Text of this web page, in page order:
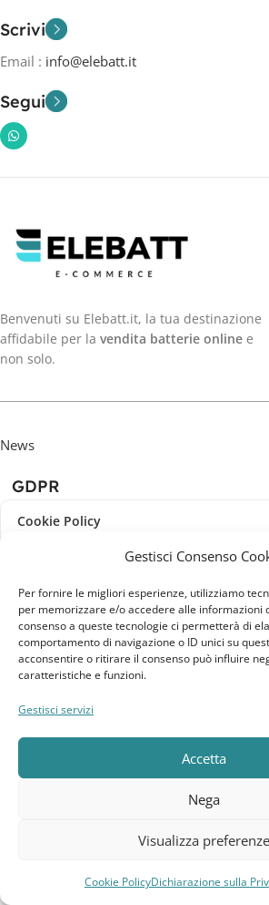
Gestisci Consenso
Per fornire le migliori esperienze, utilizziamo
per memorizzare e/o accedere alle informazioni
consenso a queste tecnologie ci permetterà di
comportamento di navigazione o ID unici su
acconsentire o ritirare il consenso può influire
caratteristiche e funzioni.
Gestisci servizi
Accetta
Nega
Visualizza preferenze
Cookie PolicyDichiarazione sulla
Scrivi
Email : info@elebatt.it
Segui
Benvenuti su Elebatt.it, la tua destinazione
affidabile per la vendita batterie online e
non solo.
News
GDPR
Cookie Policy
Dichiarazione sulla Privacy
Imprint
Termini e Condizioni
Disconoscimento
Pagine Dedicate
Raffrescatori Evaporativi Industriali
Lista dei desideri
CarrelloMenu